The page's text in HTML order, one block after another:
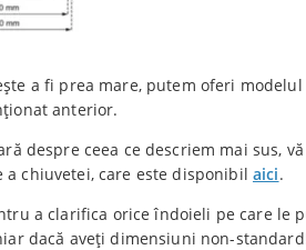
a fi prea mare, putem oferi modelul
anterior.
despre ceea ce descriem mai sus,
chiuvetei, care este disponibil aici.
a clarifica orice îndoieli pe care le
dacă aveți dimensiuni non-